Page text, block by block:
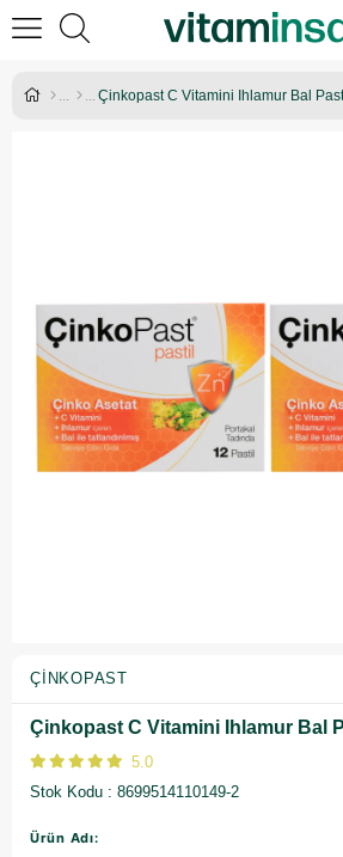
Çinkopast C Vitamini Ihlamur Bal
ÇINKOPAST
Çinkopast C Vitamini Ihlamur Bal
5.0
Stok Kodu
8699514110149-2
Ürün Adı: